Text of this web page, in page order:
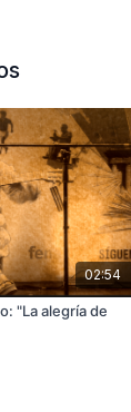
02:54
"La alegría de